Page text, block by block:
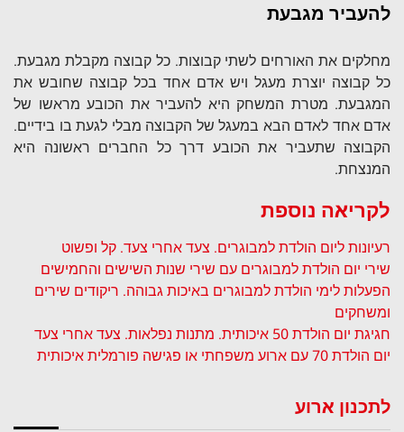
להעביר מגבעת
מחלקים את האורחים לשתי קבוצות. כל קבוצה מקבלת מגבעת.
כל קבוצה יוצרת מעגל ויש אדם אחד בכל קבוצה שחובש את
המגבעת. מטרת המשחק היא להעביר את הכובע מראשו של
אדם אחד לאדם הבא במעגל של הקבוצה מבלי לגעת בו בידיים.
הקבוצה שתעביר את הכובע דרך כל החברים ראשונה היא
המנצחת.
לקריאה נוספת
רעיונות ליום הולדת למבוגרים. צעד אחרי צעד. קל ופשוט
שירי יום הולדת למבוגרים עם שירי שנות השישים והחמישים
הפעלות לימי הולדת למבוגרים באיכות גבוהה. ריקודים שירים
ומשחקים
חגיגת יום הולדת 50 איכותית. מתנות נפלאות. צעד אחרי צעד
יום הולדת 70 עם ארוע משפחתי או פגישה פורמלית איכותית
לתכנון ארוע